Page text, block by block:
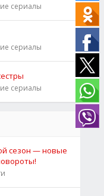
сериалы
сериалы
сериалы
сезон — новые